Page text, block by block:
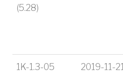
(5.28)
1K-1.3-05
2019-11-21